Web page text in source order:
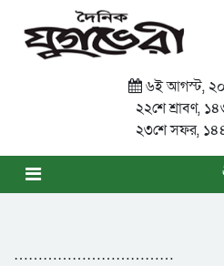
৬ই আগস্ট,
২২শে শ্রাবণ,
২৩শে সফর,
……………………………